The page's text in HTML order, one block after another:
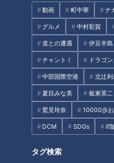
動画 町中華 ナ
グルメ 中村彩賀
道との遭遇 伊豆半島
チャント！ ドラゴ
中部国際空港 北辻
夏目みな美 板東英二
鷲見玲奈 10000歩
DCM SDGs if
タグ検索
テイクアウトの新店が続々オー
プン!名古屋・大須で話題の人気
グルメ&amp;スイーツ
タグ
おでかけ うなず
花咲かタイムズ